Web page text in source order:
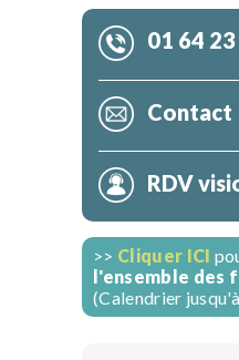
01 64
Contact
RDV
>> Cliquer ICI
l'ensemble des
(Calendrier